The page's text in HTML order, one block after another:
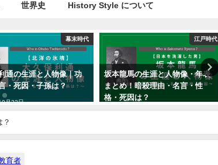
世界史 History Style について
幕末時代
通の生涯と人物像｜功
・死因・子孫は？
月22日
江戸時代
坂本龍馬の生涯と人物像・年表
まとめ！暗殺理由・名言・性
格・死因は？
？
育者